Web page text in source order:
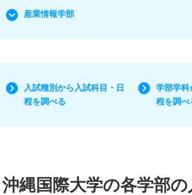
産業情報学部
入試種別から入試科目・日
程を調べる
学部学科
程を調べ
沖縄国際大学の各学部の